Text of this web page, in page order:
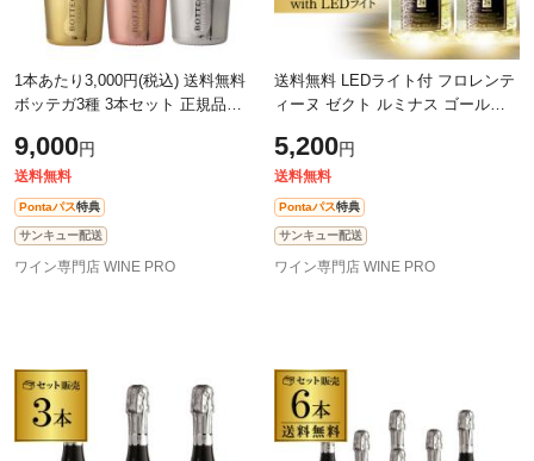
1本あたり3,000円(税込) 送料無料
ボッテガ3種 3本セット 正規品
ナ
9,000円
送料無料
Pontaパス特典
サンキュー配送
ワイン専門店 WINE PRO
送料無料 LEDライト付 フロレンテ
ィーヌ ゼクト ルミナス ゴールド
5,200円
送料無料
Pontaパス特典
サンキュー配送
ワイン専門店 WINE PRO